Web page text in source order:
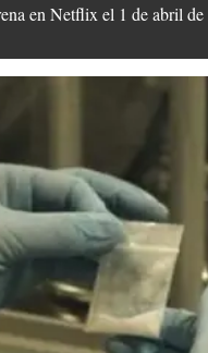
en Netflix el 1 de abril